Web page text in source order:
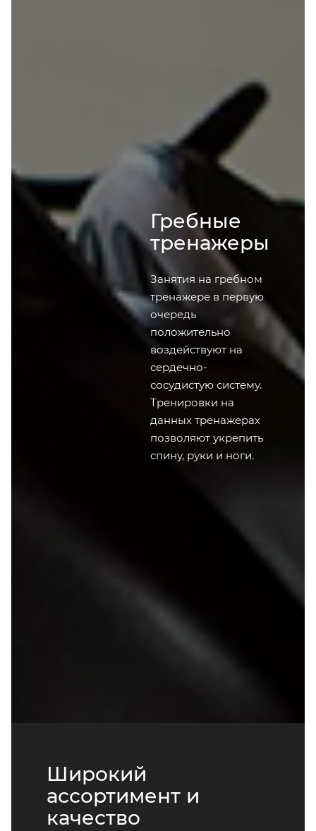
Гребные
тренажеры
Занятия на гребном
тренажере в первую
очередь
положительно
воздействуют на
сердечно-
сосудистую систему.
Тренировки на
данных тренажерах
позволяют укрепить
спину, руки и ноги.
Широкий
ассортимент и
качество